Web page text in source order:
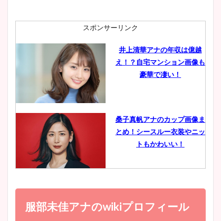
肉も凄い！
鈴木唯の太ってた時の体重が
ヤバすぎww原因や痩せたダ
豊島実季アナのカップ画像ま
とめ！美脚や水着姿に年齢も
宇賀神メグアナのニット画像
スポンサーリンク
井上清華アナの年収は億越
え！？自宅マンション画像も
豪華で凄い！
桑子真帆アナのカップ画像ま
とめ！シースルー衣装やニッ
トもかわいい！
小室瑛莉子のカップ画像まと
め！足が美脚でニット衣装も
かわいい！
服部未佳アナのwikiプロフィール